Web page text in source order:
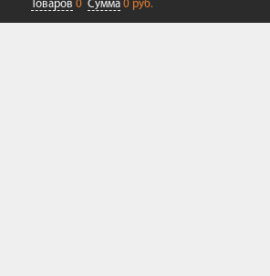
Товаров 0 Сумма 0 руб.